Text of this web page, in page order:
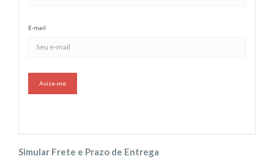
E-mail
Avise-me
Simular Frete e Prazo de Entrega